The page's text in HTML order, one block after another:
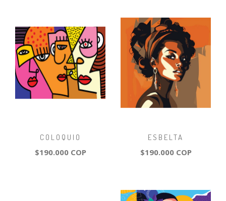
COLOQUIO
$190.000 COP
ESBELTA
$190.000 COP